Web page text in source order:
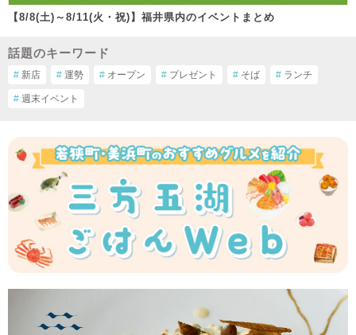
【8/8(土)～8/11(火・祝)】福井県内のイベントまとめ
話題のキーワード
# 新店 # 運勢 # オープン # プレゼント # そば # ランチ
# 週末イベント